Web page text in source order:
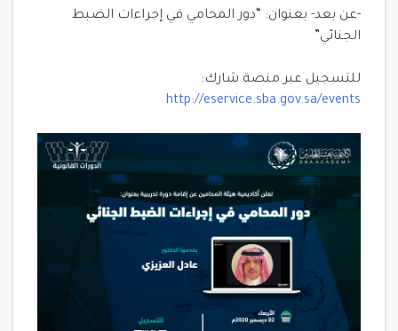
-عن بعد- بعنوان: “دور المحامي في إجراءات الضبط
الجنائي”
للتسجيل عبر منصة شارك:
http://eservice.sba.gov.sa/events